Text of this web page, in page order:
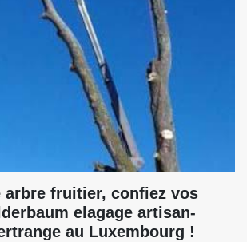
arbre fruitier, confiez vos
elagage artisan-
au Luxembourg !